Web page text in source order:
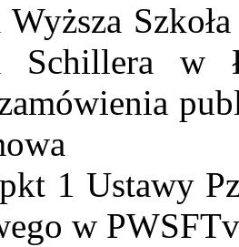
Wyższa
Schillera w
1 Ustawy
w